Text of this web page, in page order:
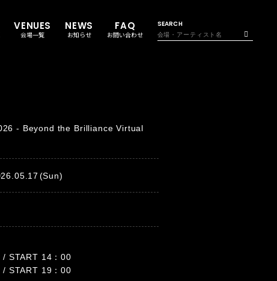
VENUES
会場一覧
NEWS
お知らせ
FAQ
お問い合わせ
SEARCH
- Beyond the Brilliance Virtual
(Sun)
/ START 14：00
/ START 19：00